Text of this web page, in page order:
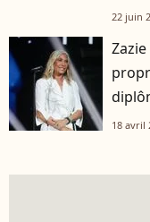
22 juin
18 avril